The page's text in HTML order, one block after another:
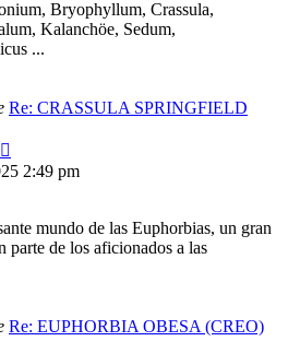
Bryophyllum, Crassula,
Kalanchöe, Sedum,
...
Re: CRASSULA SPRINGFIELD
último
mensaje
2:49 pm
mundo de las Euphorbias, un gran
parte de los aficionados a las
Re: EUPHORBIA OBESA (CREO)